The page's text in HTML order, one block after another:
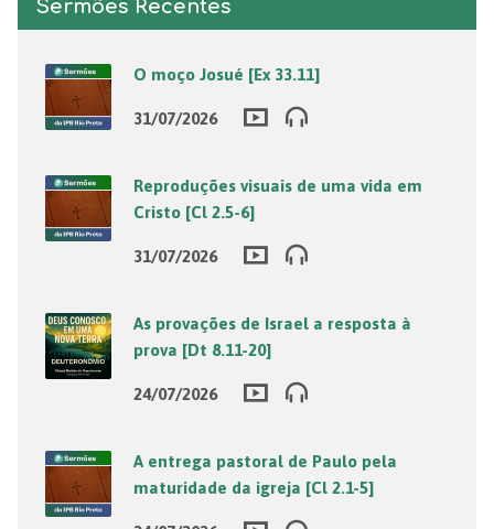
Sermões Recentes
O moço Josué [Ex 33.11]
31/07/2026
Reproduções visuais de uma vida em
Cristo [Cl 2.5-6]
31/07/2026
As provações de Israel a resposta à
prova [Dt 8.11-20]
24/07/2026
A entrega pastoral de Paulo pela
maturidade da igreja [Cl 2.1-5]